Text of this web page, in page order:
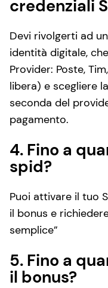
credenziali
Devi rivolgerti ad
identità digitale,
Provider: Poste,
libera) e scegliere
seconda del
pagamento.
4. Fino a
spid?
Puoi attivare il tuo
il bonus e
semplice”
5. Fino a
il bonus?